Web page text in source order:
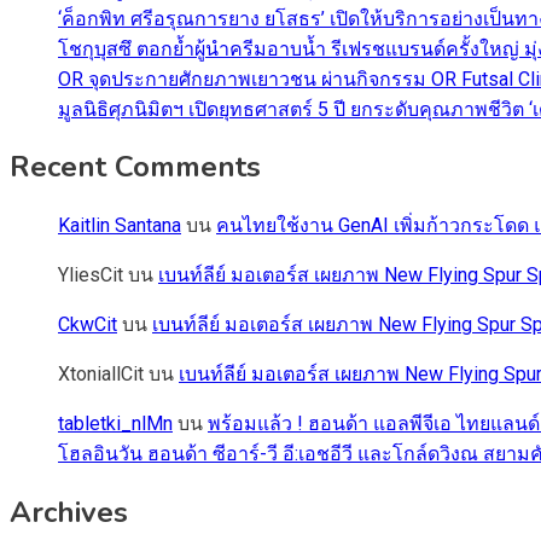
‘ค็อกพิท ศรีอรุณการยาง ยโสธร’ เปิดให้บริการอย่างเป็น
โชกุบุสซึ ตอกย้ำผู้นำครีมอาบน้ำ รีเฟรชแบรนด์ครั้งใหญ่ มุ่
OR จุดประกายศักยภาพเยาวชน ผ่านกิจกรรม OR Futsal
มูลนิธิศุภนิมิตฯ เปิดยุทธศาสตร์ 5 ปี ยกระดับคุณภาพชีวิต
Recent Comments
Kaitlin Santana บน คนไทยใช้งาน GenAI เพิ่มก้าวกระโด
YliesCit บน เบนท์ลีย์ มอเตอร์ส เผยภาพ New Flying
CkwCit บน เบนท์ลีย์ มอเตอร์ส เผยภาพ New Flying Spur
XtoniallCit บน เบนท์ลีย์ มอเตอร์ส เผยภาพ New Flying
tabletki_nlMn บน พร้อมแล้ว ! ฮอนด้า แอลพีจีเอ ไทยแลนด์
โฮลอินวัน ฮอนด้า ซีอาร์-วี อี:เอชอีวี และโกล์ดวิงณ สยา
Archives